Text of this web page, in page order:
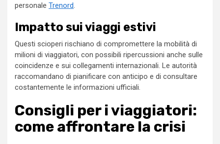
personale Trenord.
Impatto sui viaggi estivi
Questi scioperi rischiano di compromettere la mobilità di
milioni di viaggiatori, con possibili ripercussioni anche sulle
coincidenze e sui collegamenti internazionali. Le autorità
raccomandano di pianificare con anticipo e di consultare
costantemente le informazioni ufficiali.
Consigli per i viaggiatori:
come affrontare la crisi